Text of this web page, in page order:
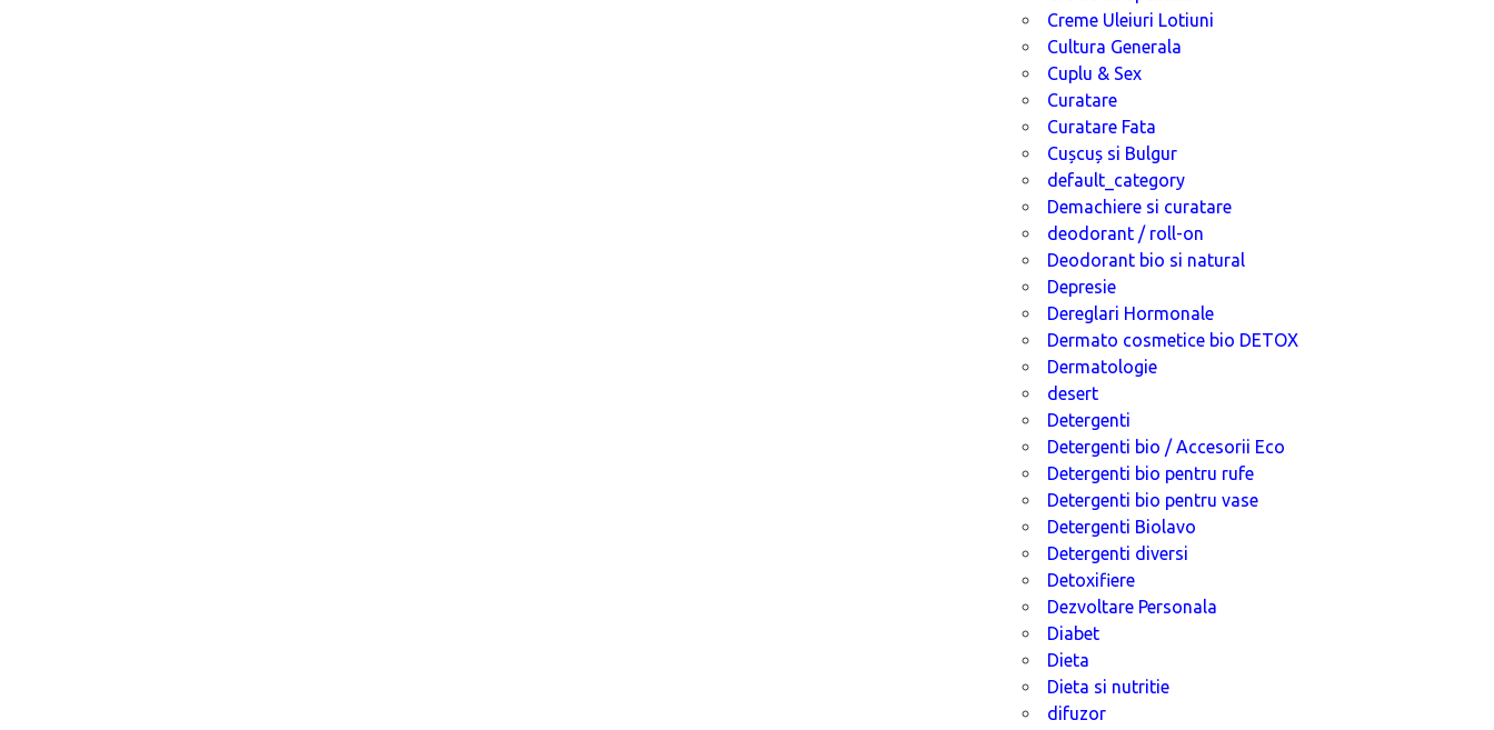
Creme Uleiuri Lotiuni
Cultura Generala
Cuplu & Sex
Curatare
Curatare Fata
Cușcuș si Bulgur
default_category
Demachiere si curatare
deodorant / roll-on
Deodorant bio si natural
Depresie
Dereglari Hormonale
Dermato cosmetice bio DETOX
Dermatologie
desert
Detergenti
Detergenti bio / Accesorii Eco
Detergenti bio pentru rufe
Detergenti bio pentru vase
Detergenti Biolavo
Detergenti diversi
Detoxifiere
Dezvoltare Personala
Diabet
Dieta
Dieta si nutritie
difuzor